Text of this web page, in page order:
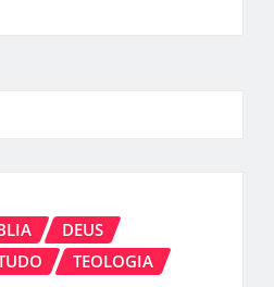
DEUS
TEOLOGIA